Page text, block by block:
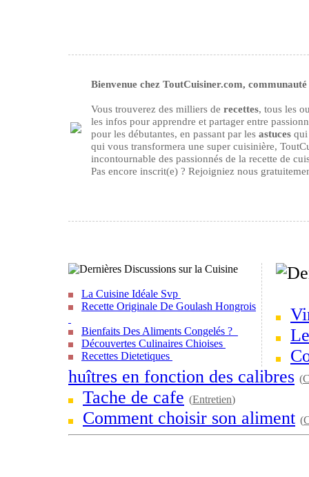
Bienvenue chez ToutCuisiner.com, communauté
Vous trouverez des milliers de recettes, tous les
les infos pour apprendre et partager entre
pour les débutantes, en passant par les astuces qui
qui vous transformera une super cuisinière,
incontournable des passionnés de la recette de
Pas encore inscrit(e) ? Rejoigniez nous
La Cuisine Idéale Svp
Recette Originale De Goulash Hongrois
Bienfaits Des Aliments Congelés ?
Découvertes Culinaires Chioises
Recettes Dietetiques
huîtres en fonction des calibres (
Tache de cafe (Entretien)
Comment choisir son aliment (